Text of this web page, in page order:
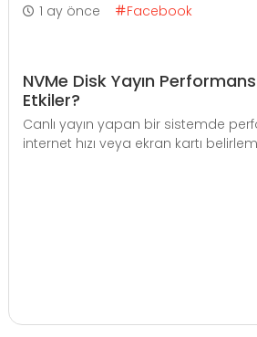
1 ay önce Facebook
NVMe Disk Yayın
Etkiler?
Canlı yayın yapan bir sistemde
internet hızı veya ekran kartı